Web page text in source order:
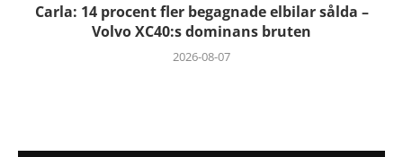
Carla: 14 procent fler begagnade elbilar sålda –
Volvo XC40:s dominans bruten
2026-08-07